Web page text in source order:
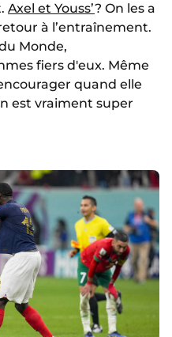
Axel et Youss’? On les a
à l’entraînement.
Monde,
fiers d'eux. Même
quand elle
est vraiment super